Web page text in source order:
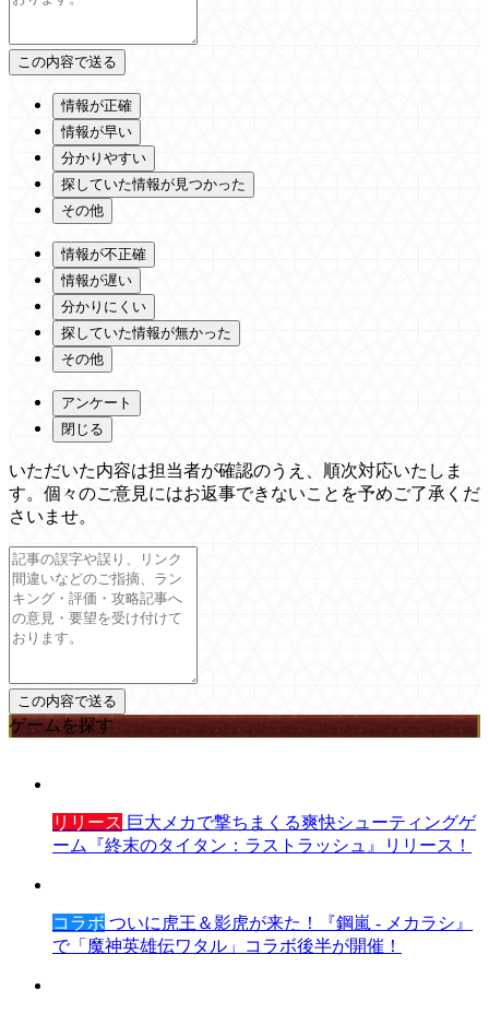
情報が正確
情報が早い
分かりやすい
探していた情報が見つかった
その他
情報が不正確
情報が遅い
分かりにくい
探していた情報が無かった
その他
アンケート
閉じる
いただいた内容は担当者が確認のうえ、順次対応いたしま
す。個々のご意見にはお返事できないことを予めご了承くだ
さいませ。
ゲームを探す
リリース 巨大メカで撃ちまくる爽快シューティングゲ
ーム『終末のタイタン：ラストラッシュ』リリース！
コラボ ついに虎王＆影虎が来た！『鋼嵐 - メカラシ』
で「魔神英雄伝ワタル」コラボ後半が開催！